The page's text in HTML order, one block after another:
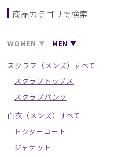
商品カテゴリで検索
WOMEN MEN
スクラブ（メンズ）すべて
スクラブトップス
スクラブパンツ
白衣（メンズ）すべて
ドクターコート
ジャケット